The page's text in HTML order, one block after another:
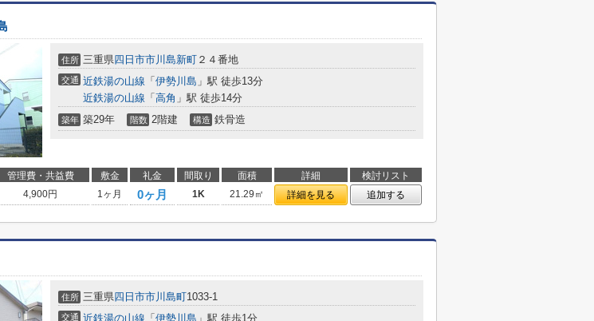
住所 三重県四日市市川島新町 ２４番地
交通 近鉄湯の山線 「 伊勢川島 」駅 徒歩13分
近鉄湯の山線 「 高角 」駅 徒歩14分
築年 築29年 階数 2階建 構造 鉄骨造
管理費・共益費 敷金 礼金 間取り 面積 詳細
検討リスト
4,900円 1ヶ月 0ヶ月 1K 21.29㎡ 詳細を見る 追加する
住所 三重県四日市市川島町1033-1
交通 近鉄湯の山線 「 伊勢川島 」駅 徒歩1分